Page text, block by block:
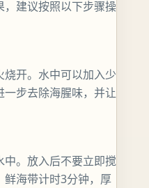
，建议按照以下步骤操
开。水中可以加入少
步去除海腥味，并让
中。放入后不要立即搅
鲜海带计时3分钟，厚